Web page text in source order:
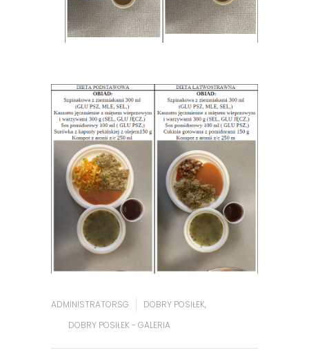
ADMINISTRATORSG DOBRY POSIŁEK,
DOBRY POSIŁEK - GALERIA